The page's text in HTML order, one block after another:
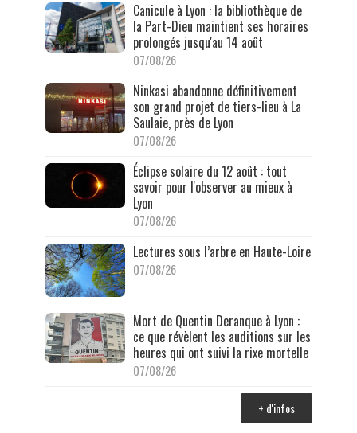
Canicule à Lyon : la bibliothèque de
la Part-Dieu maintient ses horaires
prolongés jusqu'au 14 août
07/08/26
Ninkasi abandonne définitivement
son grand projet de tiers-lieu à La
Saulaie, près de Lyon
07/08/26
Éclipse solaire du 12 août : tout
savoir pour l'observer au mieux à
Lyon
07/08/26
Lectures sous l’arbre en Haute-Loire
07/08/26
Mort de Quentin Deranque à Lyon :
ce que révèlent les auditions sur les
heures qui ont suivi la rixe mortelle
07/08/26
+ d'infos